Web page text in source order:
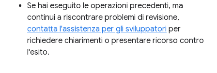
Se hai eseguito le operazioni precedenti, ma
continui a riscontrare problemi di revisione,
contatta l'assistenza per gli sviluppatori per
richiedere chiarimenti o presentare ricorso contro
l'esito.